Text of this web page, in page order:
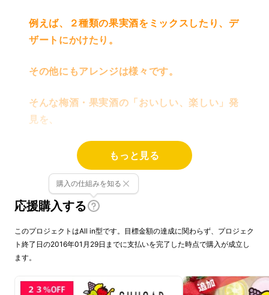
例えば、２種類の果実酒をミックスしたり、デ
ザートにかけたり。
その他にもアレンジは様々です。
そんな梅酒・果実酒の「おいしい、楽しい」発
見を、
渋谷の「SHUGAR MARKET（シュガーマー
ケット）」で体験してみませんか？
もっと見る
応援購入する
購入の仕組みを知る
このプロジェクトはAll in型です。目標金額の達成に関わらず、プロジェク
ト終了日の2016年01月29日までに支払いを完了した時点で購入が成立し
ます。